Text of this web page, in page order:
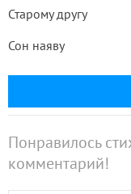
Старому другу
Сон наяву
Понравилось
комментарий!